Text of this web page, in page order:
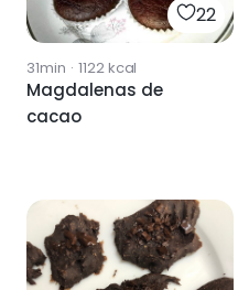
22
31min · 1122kcal
Magdalenas de
cacao